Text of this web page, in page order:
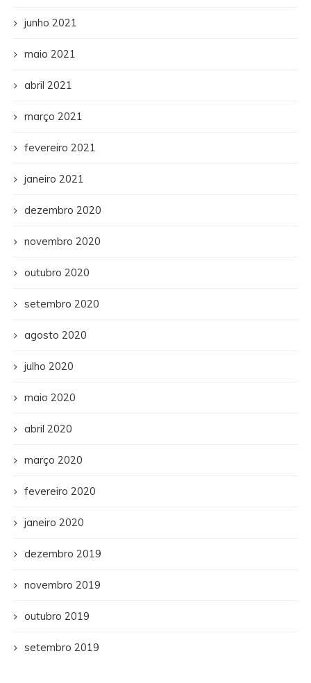
junho 2021
maio 2021
abril 2021
março 2021
fevereiro 2021
janeiro 2021
dezembro 2020
novembro 2020
outubro 2020
setembro 2020
agosto 2020
julho 2020
maio 2020
abril 2020
março 2020
fevereiro 2020
janeiro 2020
dezembro 2019
novembro 2019
outubro 2019
setembro 2019